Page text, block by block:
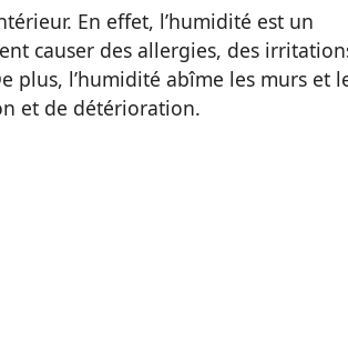
En effet, l’humidité est un
causer des allergies, des
plus, l’humidité abîme les murs et
et de détérioration.